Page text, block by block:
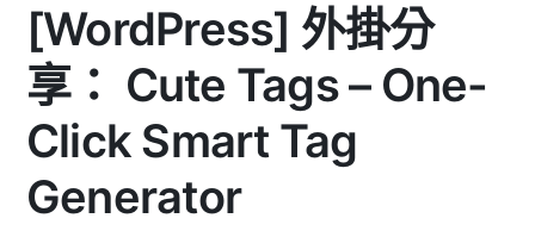
[WordPress] 外掛分
享： Cute Tags – One-
Click Smart Tag
Generator